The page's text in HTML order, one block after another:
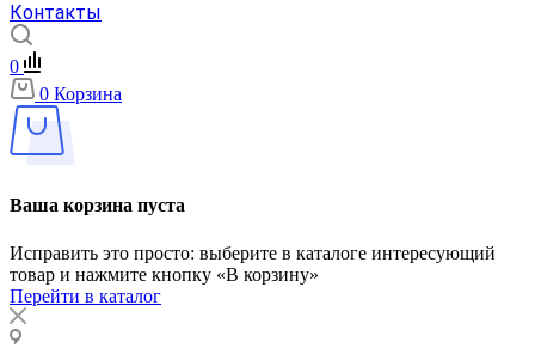
Контакты
0
0 Корзина
Ваша корзина пуста
Исправить это просто: выберите в каталоге интересующий
товар и нажмите кнопку «В корзину»
Перейти в каталог